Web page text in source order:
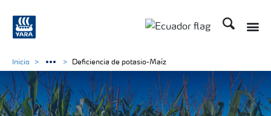
Buscar
Inicio Deficiencia de potasio-Maíz